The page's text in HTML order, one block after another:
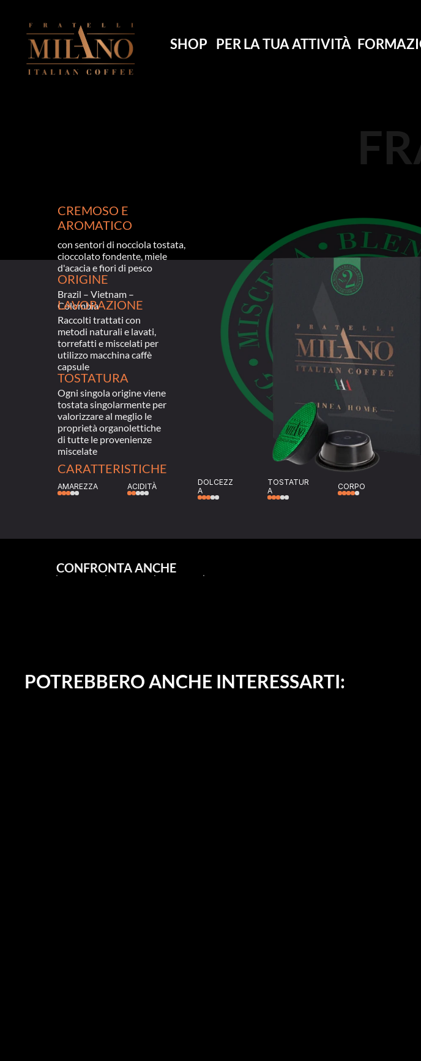
SHOP PER LA TUA ATTIVITÀ
CONFRONTA ANCHE
CREMOSO E
AROMATICO
con sentori di nocciola tostata,
cioccolato fondente, miele
d'acacia e fiori di pesco
ORIGINE
Brazil – Vietnam –
Colombia
LAVORAZIONE
Raccolti trattati con
metodi naturali e lavati,
torrefatti e miscelati per
utilizzo macchina caffè
capsule
TOSTATURA
Ogni singola origine viene
tostata singolarmente per
valorizzare al meglio le
proprietà organolettiche
di tutte le provenienze
miscelate
CARATTERISTICHE
AMAREZZA ACIDITÀ
DOLCEZZ
A
TOSTATUR
A
CORPO
POTREBBERO ANCHE INTERESSARTI: